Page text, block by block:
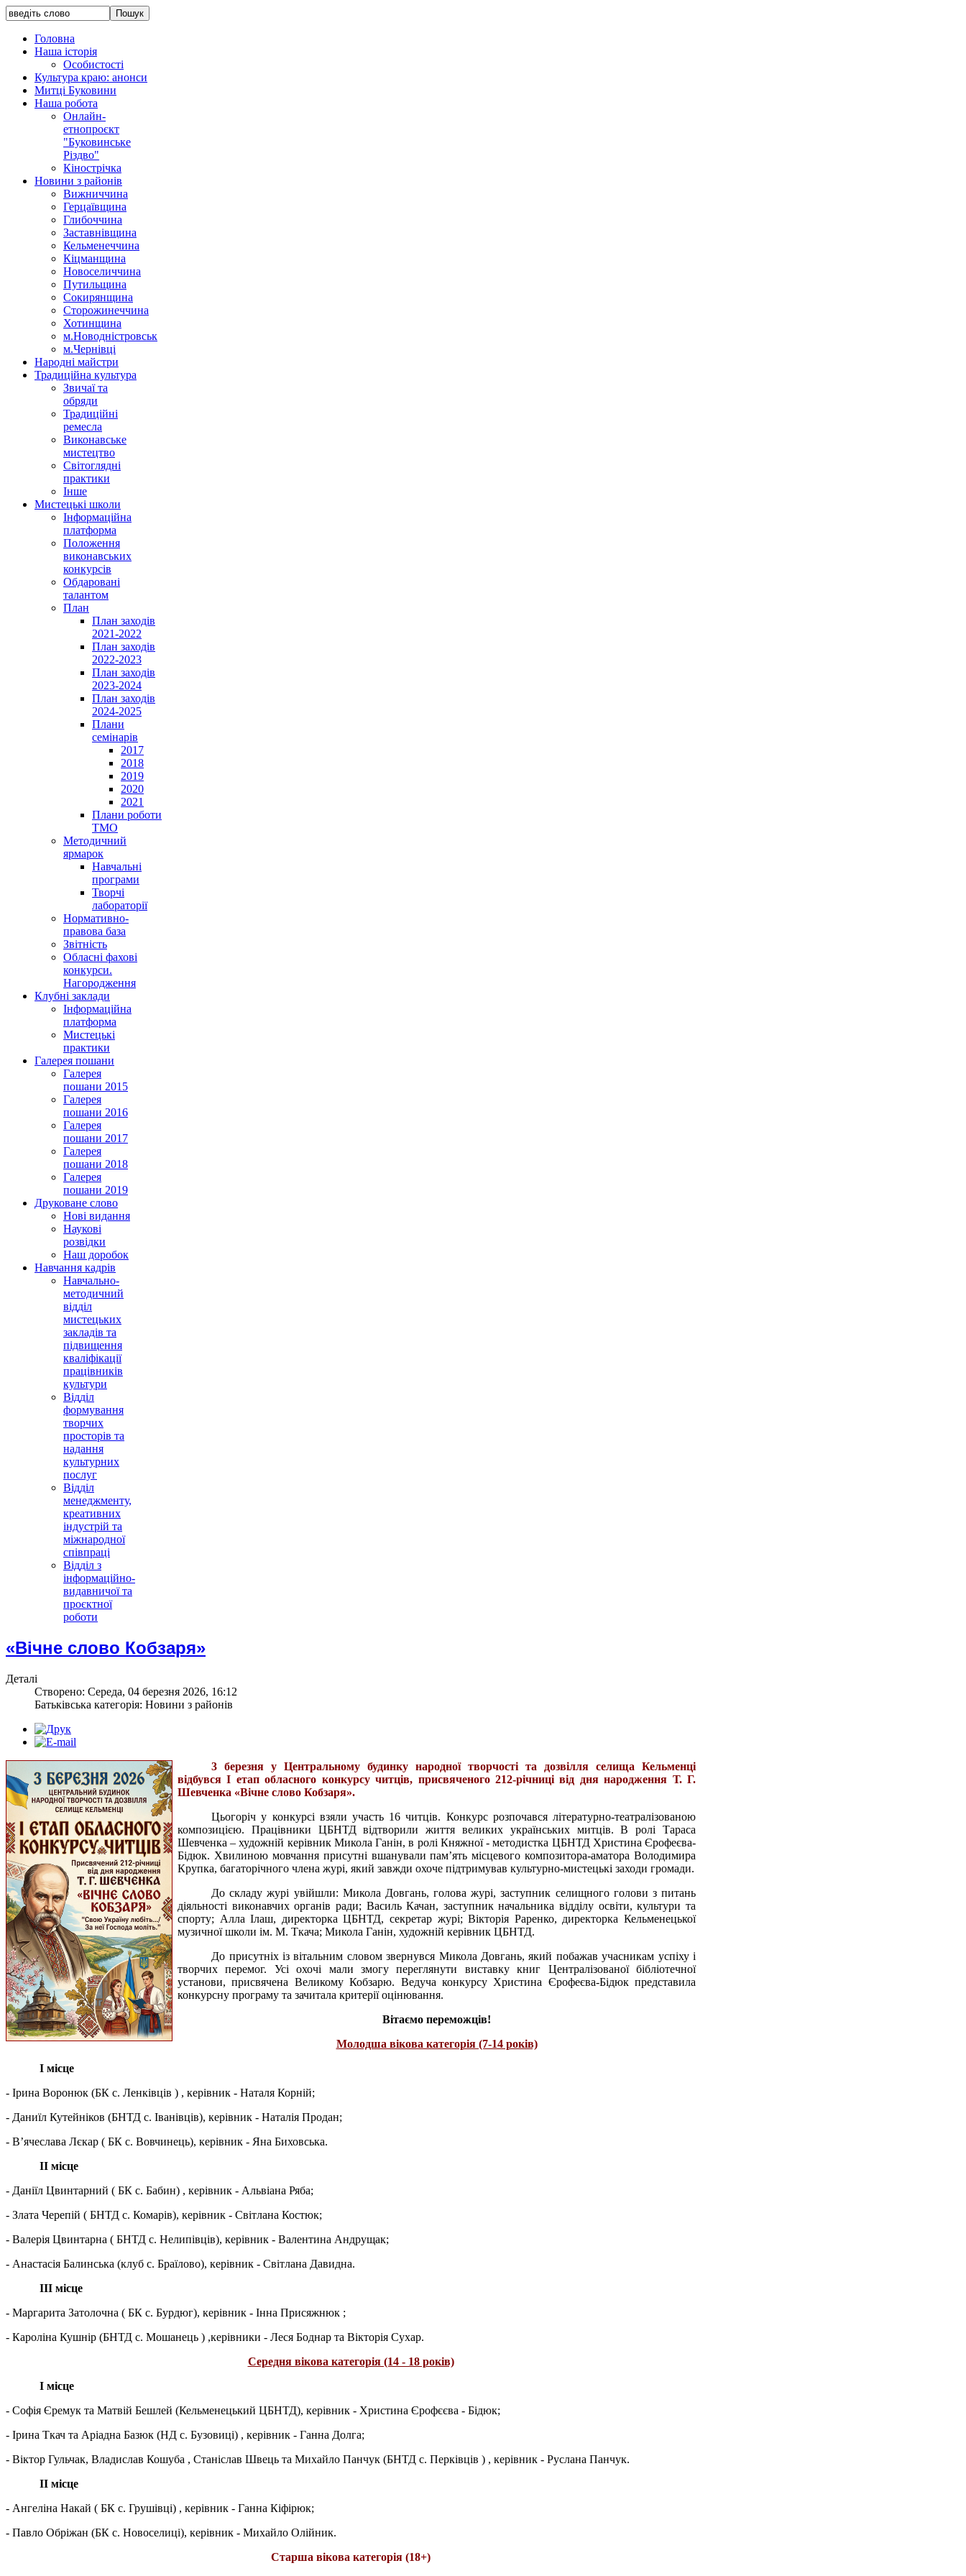
Головна
Наша історія
Особистості
Культура краю: анонси
Митці Буковини
Наша робота
Онлайн-
етнопроєкт
"Буковинське
Різдво"
Кінострічка
Новини з районів
Вижниччина
Герцаївщина
Глибоччина
Заставнівщина
Кельменеччина
Кіцманщина
Новоселиччина
Путильщина
Сокирянщина
Сторожинеччина
Хотинщина
м.Новодністровськ
м.Чернівці
Народні майстри
Традиційна культура
Звичаї та
обряди
Традиційні
ремесла
Виконавське
мистецтво
Світоглядні
практики
Інше
Мистецькі школи
Інформаційна
платформа
Положення
виконавських
конкурсів
Обдаровані
талантом
План
План заходів
2021-2022
План заходів
2022-2023
План заходів
2023-2024
План заходів
2024-2025
Плани
семінарів
2017
2018
2019
2020
2021
Плани роботи
ТМО
Методичний
ярмарок
Навчальні
програми
Творчі
лабораторії
Нормативно-
правова база
Звітність
Обласні фахові
конкурси.
Нагородження
Клубні заклади
Інформаційна
платформа
Мистецькі
практики
Галерея пошани
Галерея
пошани 2015
Галерея
пошани 2016
Галерея
пошани 2017
Галерея
пошани 2018
Галерея
пошани 2019
Друковане слово
Нові видання
Наукові
розвідки
Наш доробок
Навчання кадрів
Навчально-
методичний
відділ
мистецьких
закладів та
підвищення
кваліфікації
працівників
культури
Відділ
формування
творчих
просторів та
надання
культурних
послуг
Відділ
менеджменту,
креативних
індустрій та
міжнародної
співпраці
Відділ з
інформаційно-
видавничої та
проєктної
роботи
«Вічне слово Кобзаря»
Деталі
Створено: Середа, 04 березня 2026, 16:12
Батьківська категорія: Новини з районів
3 березня у Центральному будинку народної творчості та дозвілля селища Кельменці
відбувся І етап обласного конкурсу читців, присвяченого 212-річниці від дня народження Т. Г.
Шевченка «Вічне слово Кобзаря».
Цьогоріч у конкурсі взяли участь 16 читців. Конкурс розпочався літературно-театралізованою
композицією. Працівники ЦБНТД відтворили життя великих українських митців. В ролі Тараса
Шевченка – художній керівник Микола Ганін, в ролі Княжної - методистка ЦБНТД Христина Єрофеєва-
Бідюк. Хвилиною мовчання присутні вшанували пам’ять місцевого композитора-аматора Володимира
Крупка, багаторічного члена журі, який завжди охоче підтримував культурно-мистецькі заходи громади.
До складу журі увійшли: Микола Довгань, голова журі, заступник селищного голови з питань
діяльності виконавчих органів ради; Василь Качан, заступник начальника відділу освіти, культури та
спорту; Алла Ілаш, директорка ЦБНТД, секретар журі; Вікторія Раренко, директорка Кельменецької
музичної школи ім. М. Ткача; Микола Ганін, художній керівник ЦБНТД.
До присутніх із вітальним словом звернувся Микола Довгань, який побажав учасникам успіху і
творчих перемог. Усі охочі мали змогу переглянути виставку книг Централізованої бібліотечної
установи, присвячена Великому Кобзарю. Ведуча конкурсу Христина Єрофеєва-Бідюк представила
конкурсну програму та зачитала критерії оцінювання.
Вітаємо переможців!
Молодша вікова категорія (7-14 років)
I місце
- Ірина Воронюк (БК с. Ленківців ) , керівник - Наталя Корній;
- Даниїл Кутейніков (БНТД с. Іванівців), керівник - Наталія Продан;
- В’ячеслава Лєкар ( БК с. Вовчинець), керівник - Яна Биховська.
II місце
- Даніїл Цвинтарний ( БК с. Бабин) , керівник - Альвіана Ряба;
- Злата Черепій ( БНТД с. Комарів), керівник - Світлана Костюк;
- Валерія Цвинтарна ( БНТД с. Нелипівців), керівник - Валентина Андрущак;
- Анастасія Балинська (клуб с. Браїлово), керівник - Світлана Давидна.
ІІІ місце
- Маргарита Затолочна ( БК с. Бурдюг), керівник - Інна Присяжнюк ;
- Кароліна Кушнір (БНТД с. Мошанець ) ,керівники - Леся Боднар та Вікторія Сухар.
Середня вікова категорія (14 - 18 років)
І місце
- Софія Єремук та Матвій Бешлей (Кельменецький ЦБНТД), керівник - Христина Єрофєєва - Бідюк;
- Ірина Ткач та Аріадна Базюк (НД с. Бузовиці) , керівник - Ганна Долга;
- Віктор Гульчак, Владислав Кошуба , Станіслав Швець та Михайло Панчук (БНТД с. Перківців ) , керівник - Руслана Панчук.
ІІ місце
- Ангеліна Накай ( БК с. Грушівці) , керівник - Ганна Кіфірюк;
- Павло Обріжан (БК с. Новоселиці), керівник - Михайло Олійник.
Старша вікова категорія (18+)